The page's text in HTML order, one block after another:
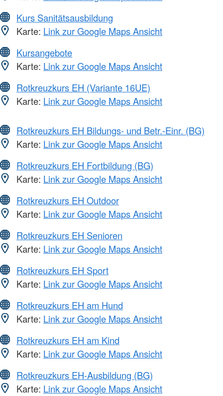
Kurs Sanitätsausbildung
Karte: Link zur Google Maps Ansicht
Kursangebote
Karte: Link zur Google Maps Ansicht
Rotkreuzkurs EH (Variante 16UE)
Karte: Link zur Google Maps Ansicht
Rotkreuzkurs EH Bildungs- und Betr.-Einr. (BG)
Karte: Link zur Google Maps Ansicht
Rotkreuzkurs EH Fortbildung (BG)
Karte: Link zur Google Maps Ansicht
Rotkreuzkurs EH Outdoor
Karte: Link zur Google Maps Ansicht
Rotkreuzkurs EH Senioren
Karte: Link zur Google Maps Ansicht
Rotkreuzkurs EH Sport
Karte: Link zur Google Maps Ansicht
Rotkreuzkurs EH am Hund
Karte: Link zur Google Maps Ansicht
Rotkreuzkurs EH am Kind
Karte: Link zur Google Maps Ansicht
Rotkreuzkurs EH-Ausbildung (BG)
Karte: Link zur Google Maps Ansicht